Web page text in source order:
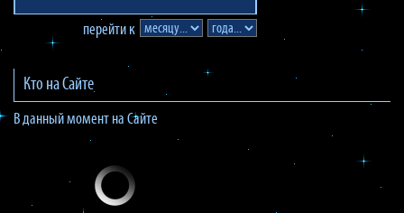
перейти к
Кто на Сайте
В данный момент на Сайте